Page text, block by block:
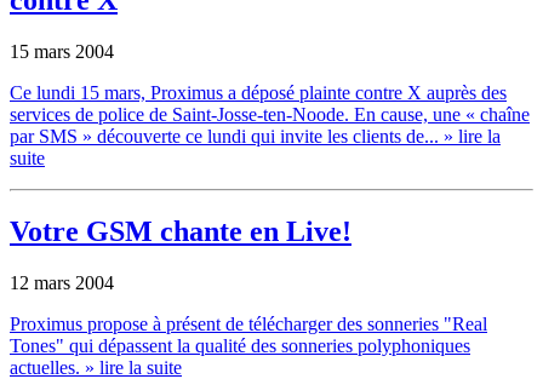
15 mars 2004
Ce lundi 15 mars, Proximus a déposé plainte contre X auprès des
services de police de Saint-Josse-ten-Noode. En cause, une « chaîne
par SMS » découverte ce lundi qui invite les clients de... » lire la
suite
Votre GSM chante en Live!
12 mars 2004
Proximus propose à présent de télécharger des sonneries "Real
Tones" qui dépassent la qualité des sonneries polyphoniques
actuelles. » lire la suite